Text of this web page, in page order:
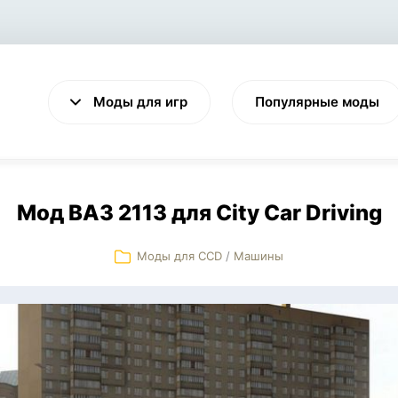
Моды для игр
VALHEIM CYBERPUNK 2077
Популярные моды
Мод ВАЗ 2113 для City Car Driving
Моды для CCD / Машины